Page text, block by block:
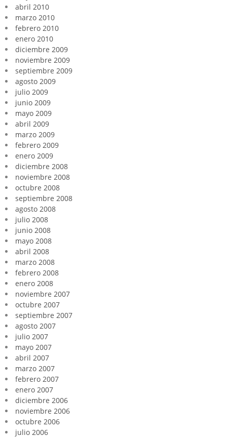
abril 2010
marzo 2010
febrero 2010
enero 2010
diciembre 2009
noviembre 2009
septiembre 2009
agosto 2009
julio 2009
junio 2009
mayo 2009
abril 2009
marzo 2009
febrero 2009
enero 2009
diciembre 2008
noviembre 2008
octubre 2008
septiembre 2008
agosto 2008
julio 2008
junio 2008
mayo 2008
abril 2008
marzo 2008
febrero 2008
enero 2008
noviembre 2007
octubre 2007
septiembre 2007
agosto 2007
julio 2007
mayo 2007
abril 2007
marzo 2007
febrero 2007
enero 2007
diciembre 2006
noviembre 2006
octubre 2006
julio 2006